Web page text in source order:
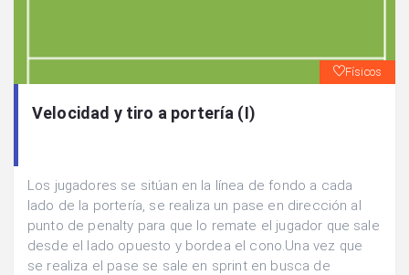
Físicos
Velocidad y tiro a portería (I)
Los jugadores se sitúan en la línea de fondo a cada
lado de la portería, se realiza un pase en dirección al
punto de penalty para que lo remate el jugador que sale
desde el lado opuesto y bordea el cono.Una vez que
se realiza el pase se sale en sprint en busca de